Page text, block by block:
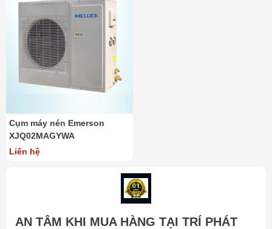
Cụm máy nén Emerson
XJQ02MAGYWA
Liên hệ
AN TÂM KHI MUA HÀNG TẠI TRÍ PHÁT